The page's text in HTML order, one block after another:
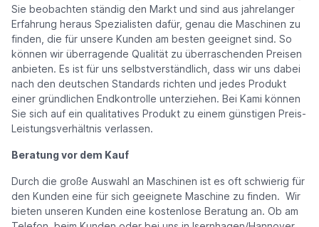
Sie beobachten ständig den Markt und sind aus jahrelanger
Erfahrung heraus Spezialisten dafür, genau die Maschinen zu
finden, die für unsere Kunden am besten geeignet sind. So
können wir überragende Qualität zu überraschenden Preisen
anbieten. Es ist für uns selbstverständlich, dass wir uns dabei
nach den deutschen Standards richten und jedes Produkt
einer gründlichen Endkontrolle unterziehen. Bei Kami können
Sie sich auf ein qualitatives Produkt zu einem günstigen Preis-
Leistungsverhältnis verlassen.
Beratung vor dem Kauf
Durch die große Auswahl an Maschinen ist es oft schwierig für
den Kunden eine für sich geeignete Maschine zu finden. Wir
bieten unseren Kunden eine kostenlose Beratung an. Ob am